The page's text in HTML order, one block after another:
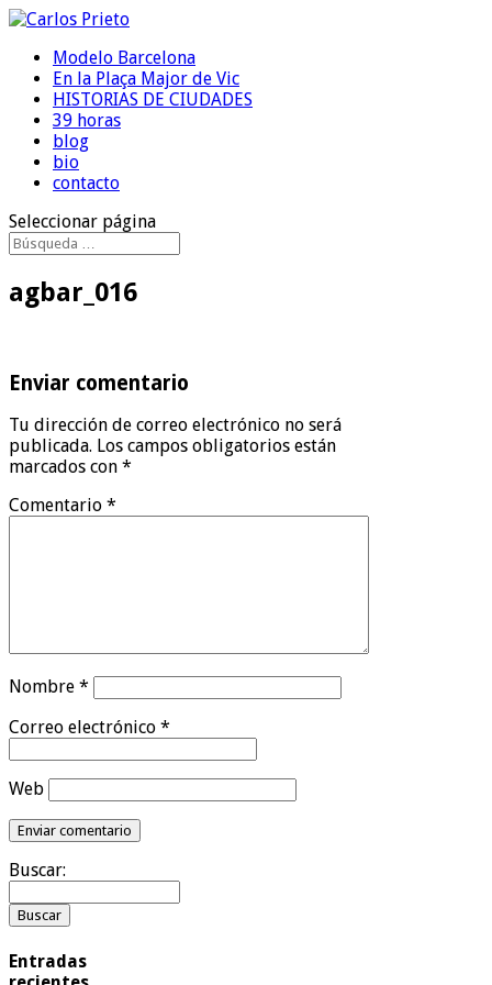
Modelo Barcelona
En la Plaça Major de Vic
HISTORIAS DE CIUDADES
39 horas
blog
bio
contacto
Seleccionar página
agbar_016
Enviar comentario
Tu dirección de correo electrónico no será
publicada. Los campos obligatorios están
marcados con *
Comentario *
Nombre *
Correo electrónico *
Web
Buscar:
Entradas